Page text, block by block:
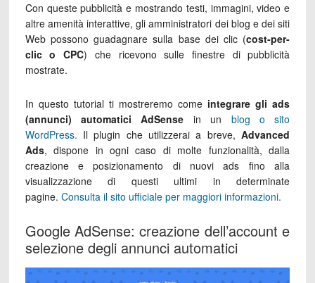
Con queste pubblicità e mostrando testi, immagini, video e
altre amenità interattive, gli amministratori dei blog e dei siti
Web possono guadagnare sulla base dei clic (cost-per-
clic o CPC) che ricevono sulle finestre di pubblicità
mostrate.
In questo tutorial ti mostreremo come integrare gli ads
(annunci) automatici AdSense in un blog o sito
WordPress. Il plugin che utilizzerai a breve,Advanced
Ads, dispone in ogni caso di molte funzionalità, dalla
creazione e posizionamento di nuovi ads fino alla
visualizzazione di questi ultimi in determinate
pagine. Consulta il sito ufficiale per maggiori informazioni.
Google AdSense: creazione dell’account e
selezione degli annunci automatici